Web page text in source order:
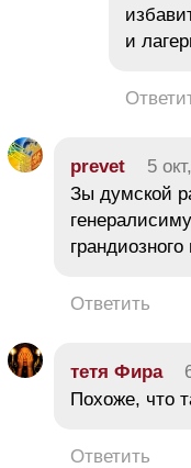
и
prevet 5
Зы думской
Ответить
тетя Фира
Похоже, что
Ответить